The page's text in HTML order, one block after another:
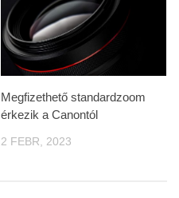
Megfizethető standardzoom
érkezik a Canontól
2 FEBR, 2023